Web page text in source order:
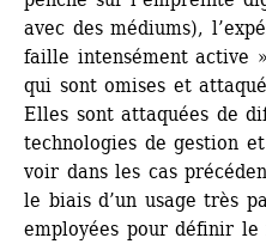
avec des médiums),
faille intensément active
qui sont omises et
Elles sont attaquées de
technologies de gestion
voir dans les cas
le biais d’un usage très
employées pour définir